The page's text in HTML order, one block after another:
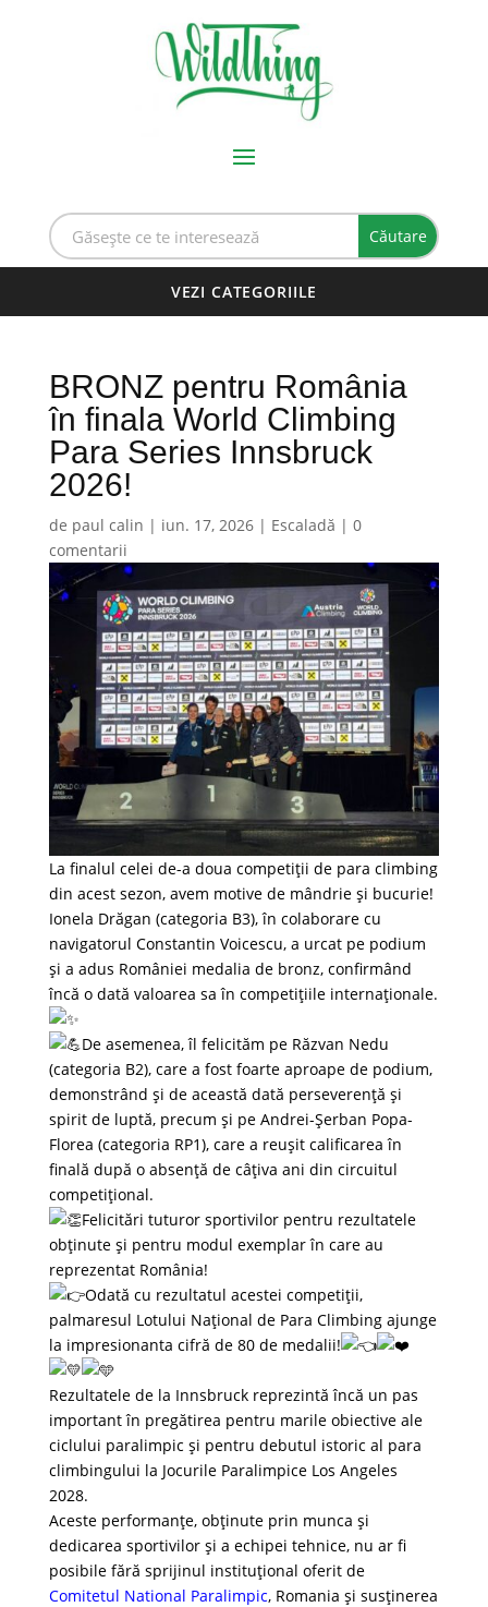
BRONZ pentru România
în finala World Climbing
Para Series Innsbruck
2026!
de paul calin | iun. 17, 2026| Escaladă | 0
comentarii
La finalul celei de-a doua competiții de para climbing
din acest sezon, avem motive de mândrie și bucurie!
Ionela Drăgan (categoria B3), în colaborare cu
navigatorul Constantin Voicescu, a urcat pe podium
și a adus României medalia de bronz, confirmând
încă o dată valoarea sa în competițiile internaționale.
De asemenea, îl felicităm pe Răzvan Nedu
(categoria B2), care a fost foarte aproape de podium,
demonstrând și de această dată perseverență și
spirit de luptă, precum și pe Andrei-Șerban Popa-
Florea (categoria RP1), care a reușit calificarea în
finală după o absență de câțiva ani din circuitul
competițional.
Felicitări tuturor sportivilor pentru rezultatele
obținute și pentru modul exemplar în care au
reprezentat România!
Odată cu rezultatul acestei competiții,
palmaresul Lotului Național de Para Climbing ajunge
la impresionanta cifră de 80 de medalii!
Rezultatele de la Innsbruck reprezintă încă un pas
important în pregătirea pentru marile obiective ale
ciclului paralimpic și pentru debutul istoric al para
climbingului la Jocurile Paralimpice Los Angeles
2028.
Aceste performanțe, obținute prin munca și
dedicarea sportivilor și a echipei tehnice, nu ar fi
posibile fără sprijinul instituțional oferit de
Comitetul National Paralimpic, Romania și susținerea